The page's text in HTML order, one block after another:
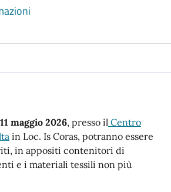
maggio 2026, presso il Centro
in Loc. Is Coras, potranno essere
in appositi contenitori di
e i materiali tessili non più